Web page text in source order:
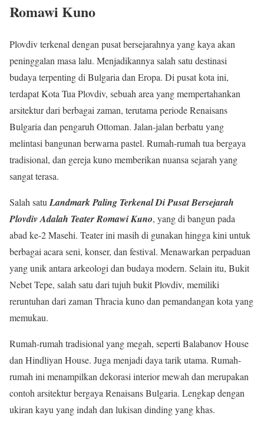
Romawi Kuno
Plovdiv terkenal dengan pusat bersejarahnya yang kaya akan
peninggalan masa lalu. Menjadikannya salah satu destinasi
budaya terpenting di Bulgaria dan Eropa. Di pusat kota ini,
terdapat Kota Tua Plovdiv, sebuah area yang mempertahankan
arsitektur dari berbagai zaman, terutama periode Renaisans
Bulgaria dan pengaruh Ottoman. Jalan-jalan berbatu yang
melintasi bangunan berwarna pastel. Rumah-rumah tua bergaya
tradisional, dan gereja kuno memberikan nuansa sejarah yang
sangat terasa.
Salah satu Landmark Paling Terkenal Di Pusat Bersejarah
Plovdiv Adalah Teater Romawi Kuno, yang di bangun pada
abad ke-2 Masehi. Teater ini masih di gunakan hingga kini untuk
berbagai acara seni, konser, dan festival. Menawarkan perpaduan
yang unik antara arkeologi dan budaya modern. Selain itu, Bukit
Nebet Tepe, salah satu dari tujuh bukit Plovdiv, memiliki
reruntuhan dari zaman Thracia kuno dan pemandangan kota yang
memukau.
Rumah-rumah tradisional yang megah, seperti Balabanov House
dan Hindliyan House. Juga menjadi daya tarik utama. Rumah-
rumah ini menampilkan dekorasi interior mewah dan merupakan
contoh arsitektur bergaya Renaisans Bulgaria. Lengkap dengan
ukiran kayu yang indah dan lukisan dinding yang khas.